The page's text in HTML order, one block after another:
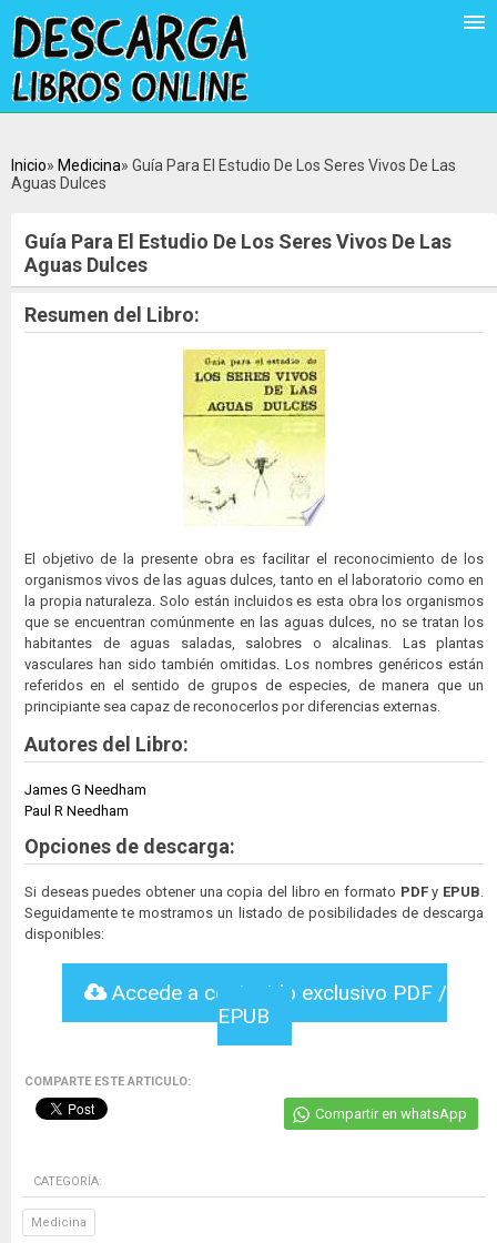
Inicio Medicina
Guía Para El Estudio De Los Seres Vivos De Las
Aguas Dulces
Guía Para El Estudio De Los Seres Vivos De Las
Aguas Dulces
Resumen del Libro:
El objetivo de la presente obra es facilitar el reconocimiento de los
organismos vivos de las aguas dulces, tanto en el laboratorio como en
la propia naturaleza. Solo están incluidos es esta obra los organismos
que se encuentran comúnmente en las aguas dulces, no se tratan los
habitantes de aguas saladas, salobres o alcalinas. Las plantas
vasculares han sido también omitidas. Los nombres genéricos están
referidos en el sentido de grupos de especies, de manera que un
principiante sea capaz de reconocerlos por diferencias externas.
Autores del Libro:
James G Needham
Paul R Needham
Opciones de descarga:
Si deseas puedes obtener una copia del libro en formato PDFy EPUB
Seguidamente te mostramos un listado de posibilidades de descarga
disponibles:
Accede a contenido exclusivo PDF /
EPUB
COMPARTE ESTE ARTICULO:
Compartir en whatsApp
CATEGORÍA:
Medicina